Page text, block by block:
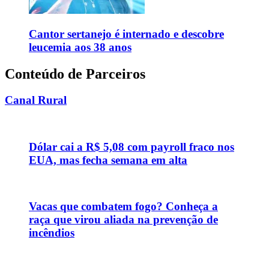
Cantor sertanejo é internado e descobre
leucemia aos 38 anos
Conteúdo de Parceiros
Canal Rural
Dólar cai a R$ 5,08 com payroll fraco nos
EUA, mas fecha semana em alta
Vacas que combatem fogo? Conheça a
raça que virou aliada na prevenção de
incêndios